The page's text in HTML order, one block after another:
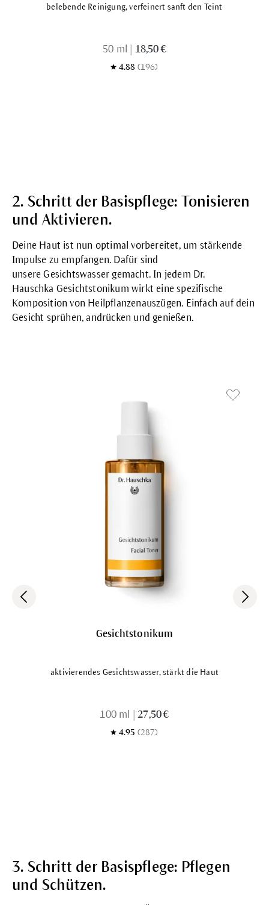
belebende Reinigung, verfeinert sanft den Teint
50 ml 18,50 €
4.88 (196)
2. Schritt der Basispflege: Tonisieren
und Aktivieren.
Deine Haut ist nun optimal vorbereitet, um stärkende
Impulse zu empfangen. Dafür sind
unsereGesichtswassergemacht. In jedem Dr.
Hauschka Gesichtstonikum wirkt eine spezifische
Komposition von Heilpflanzenauszügen. Einfach auf dein
Gesicht sprühen, andrücken und genießen.
Gesichtstonikum
aktivierendes Gesichtswasser, stärkt die Haut
100 ml 27,50 €
4.95 (287)
3. Schritt der Basispflege: Pflegen
und Schützen.